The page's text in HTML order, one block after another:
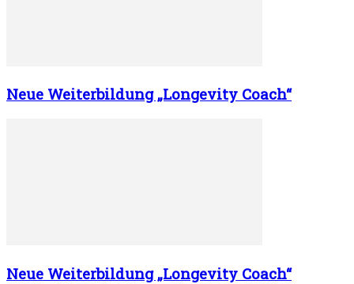
Neue Weiterbildung „Longevity Coach“
Neue Weiterbildung „Longevity Coach“